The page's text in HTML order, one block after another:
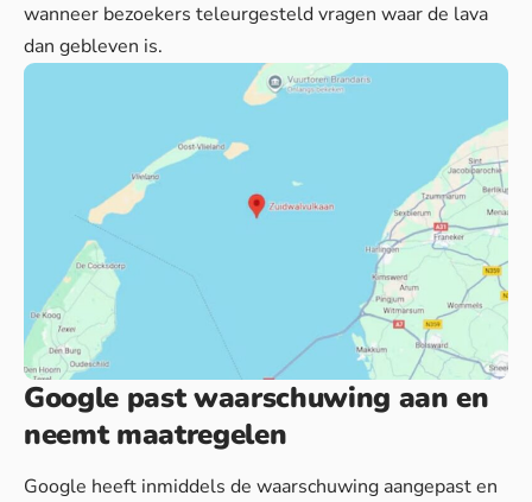
wanneer bezoekers teleurgesteld vragen waar de lava
dan gebleven is.
Google past waarschuwing aan en
neemt maatregelen
Google heeft inmiddels de waarschuwing aangepast en